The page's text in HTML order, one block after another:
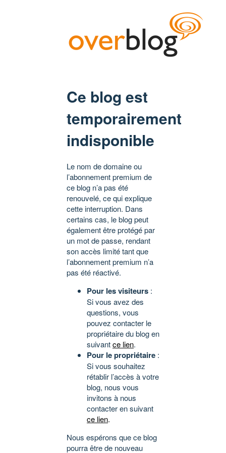
Ce blog est
temporairement
indisponible
Le nom de domaine ou
l’abonnement premium de
ce blog n’a pas été
renouvelé, ce qui explique
cette interruption. Dans
certains cas, le blog peut
également être protégé par
un mot de passe, rendant
son accès limité tant que
l’abonnement premium n’a
pas été réactivé.
Pour les visiteurs :
Si vous avez des
questions, vous
pouvez contacter le
propriétaire du blog en
suivantce lien.
Pour le propriétaire :
Si vous souhaitez
rétablir l’accès à votre
blog, nous vous
invitons à nous
contacter en suivant
ce lien.
Nous espérons que ce blog
pourra être de nouveau